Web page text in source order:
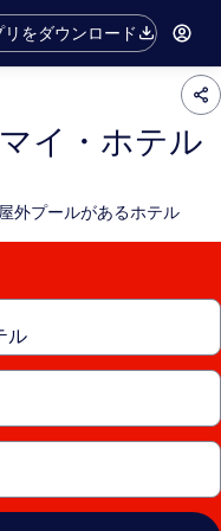
リをダウンロード
イ・ホテル
外プールがあるホテル